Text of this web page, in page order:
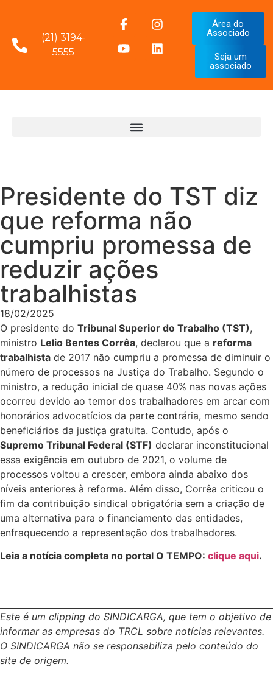
(21) 3194-
5555
Área do
Associado
Seja um
associado
Presidente do TST diz
que reforma não
cumpriu promessa de
reduzir ações
trabalhistas
18/02/2025
O presidente do Tribunal Superior do Trabalho (TST),
ministro Lelio Bentes Corrêa, declarou que a reforma
trabalhista de 2017 não cumpriu a promessa de diminuir o
número de processos na Justiça do Trabalho. Segundo o
ministro, a redução inicial de quase 40% nas novas ações
ocorreu devido ao temor dos trabalhadores em arcar com
honorários advocatícios da parte contrária, mesmo sendo
beneficiários da justiça gratuita. Contudo, após o
Supremo Tribunal Federal (STF) declarar inconstitucional
essa exigência em outubro de 2021, o volume de
processos voltou a crescer, embora ainda abaixo dos
níveis anteriores à reforma. Além disso, Corrêa criticou o
fim da contribuição sindical obrigatória sem a criação de
uma alternativa para o financiamento das entidades,
enfraquecendo a representação dos trabalhadores.
Leia a notícia completa no portal O TEMPO: clique aqui.
Este é um clipping do SINDICARGA, que tem o objetivo de
informar as empresas do TRCL sobre notícias relevantes.
O SINDICARGA não se responsabiliza pelo conteúdo do
site de origem.